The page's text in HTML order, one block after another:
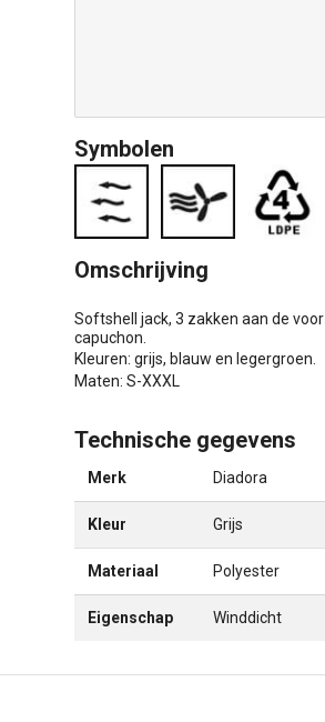
Symbolen
Omschrijving
Softshell jack, 3 zakken aan de
capuchon.
Kleuren: grijs, blauw en legergroen.
Maten: S-XXXL
Technische gegevens
Merk Diadora
Kleur Grijs
Materiaal Polyester
Eigenschap Winddicht